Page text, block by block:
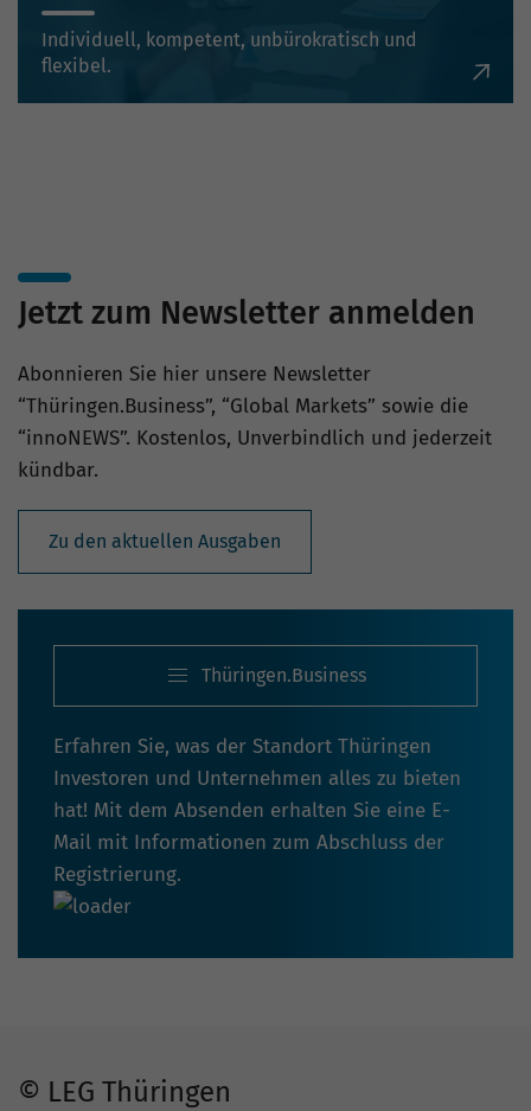
Individuell, kompetent, unbürokratisch und
flexibel.
Jetzt zum Newsletter anmelden
Abonnieren Sie hier unsere Newsletter
“Thüringen.Business”, “Global Markets” sowie die
“innoNEWS”. Kostenlos, Unverbindlich und jederzeit
kündbar.
Zu den aktuellen Ausgaben
Thüringen.Business
Erfahren Sie, was der Standort Thüringen
Investoren und Unternehmen alles zu bieten
hat! Mit dem Absenden erhalten Sie eine E-
Mail mit Informationen zum Abschluss der
Registrierung.
© LEG Thüringen